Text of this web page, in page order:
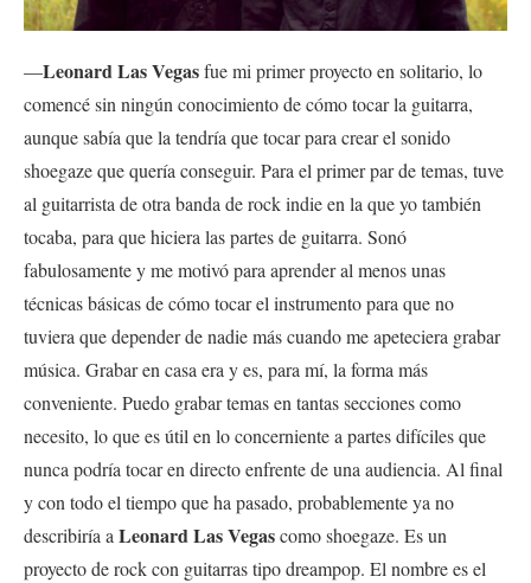
—Leonard Las Vegasfue mi primer proyecto en solitario, lo
comencé sin ningún conocimiento de cómo tocar la guitarra,
aunque sabía que la tendría que tocar para crear el sonido
shoegaze que quería conseguir. Para el primer par de temas, tuve
al guitarrista de otra banda de rock indie en la que yo también
tocaba, para que hiciera las partes de guitarra. Sonó
fabulosamente y me motivó para aprender al menos unas
técnicas básicas de cómo tocar el instrumento para que no
tuviera que depender de nadie más cuando me apeteciera grabar
música. Grabar en casa era y es, para mí, la forma más
conveniente. Puedo grabar temas en tantas secciones como
necesito, lo que es útil en lo concerniente a partes difíciles que
nunca podría tocar en directo enfrente de una audiencia. Al final
y con todo el tiempo que ha pasado, probablemente ya no
describiría aLeonard Las Vegascomo shoegaze. Es un
proyecto de rock con guitarras tipo dreampop. El nombre es el